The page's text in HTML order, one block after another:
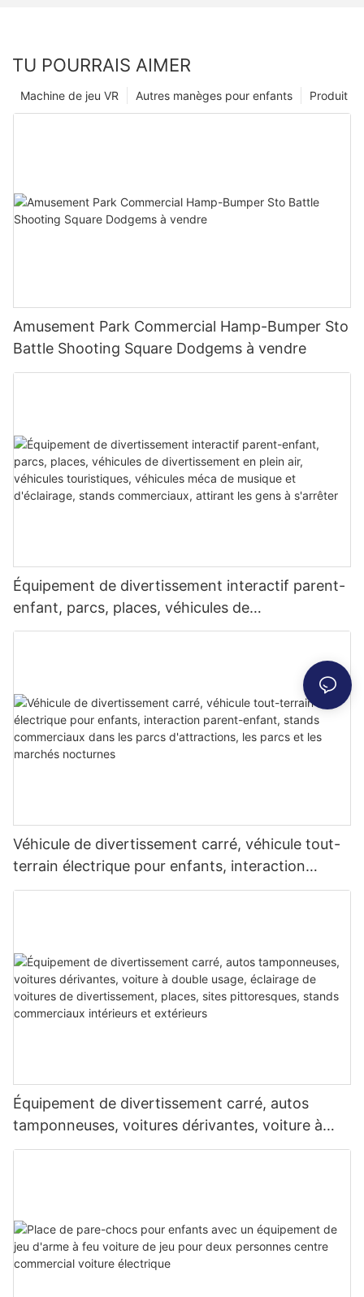
TU POURRAIS AIMER
Produit
Autres manèges pour enfants
Machine de jeu VR
Amusement Park Commercial Hamp-Bumper Sto
Battle Shooting Square Dodgems à vendre
Équipement de divertissement interactif parent-
enfant, parcs, places, véhicules de
divertissement en plein air, véhicules
d'éclairage, stands commerciaux, attirant les
gens à s'arrêter
Véhicule de divertissement carré, véhicule tout-
terrain électrique pour enfants, interaction
parent-enfant, stands commerciaux dans les
Équipement de divertissement carré, autos
tamponneuses, voitures dérivantes, voiture à
double usage, éclairage de voitures de